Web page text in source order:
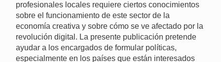
profesionales locales requiere ciertos conocimientos
sobre el funcionamiento de este sector de la
economía creativa y sobre cómo se ve afectado por la
revolución digital. La presente publicación pretende
ayudar a los encargados de formular políticas,
especialmente en los países que están interesados